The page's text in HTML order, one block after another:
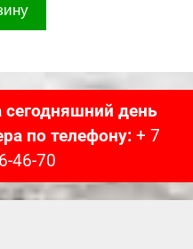
день
по телефону: + 7
46-70